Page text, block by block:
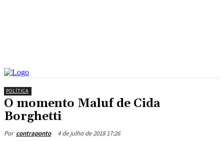
POLÍTICA
O momento Maluf de Cida
Borghetti
Por contraponto 4 de julho de 2018 17:26